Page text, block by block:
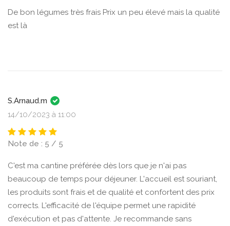
De bon légumes très frais Prix un peu élevé mais la qualité
est là
S.Arnaud.m
14/10/2023 à 11:00
Note de : 5 / 5
C'est ma cantine préférée dès lors que je n'ai pas
beaucoup de temps pour déjeuner. L'accueil est souriant,
les produits sont frais et de qualité et confortent des prix
corrects. L'efficacité de l'équipe permet une rapidité
d'exécution et pas d'attente. Je recommande sans